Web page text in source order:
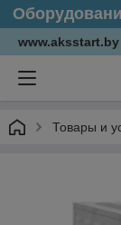
www.aksstart.by
Товары и